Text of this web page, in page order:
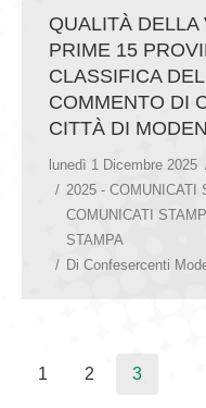
QUALITÀ DELLA
PRIME 15
CLASSIFICA
COMMENTO DI
CITTÀ DI
lunedì 1 Dicembre 2025
2025 - COMUNICATI
COMUNICATI
STAMPA
Di Confesercenti
1 2 3